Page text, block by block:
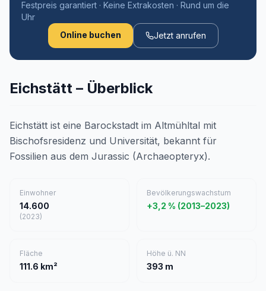
Festpreis garantiert · Keine Extrakosten · Rund um die
Uhr
Online buchen
Jetzt anrufen
Eichstätt – Überblick
Eichstätt ist eine Barockstadt im Altmühltal mit
Bischofsresidenz und Universität, bekannt für
Fossilien aus dem Jurassic (Archaeopteryx).
Einwohner
14.600
(2023)
Bevölkerungswachstum
+3,2 % (2013–2023)
Fläche
111.6 km²
Höhe ü. NN
393 m